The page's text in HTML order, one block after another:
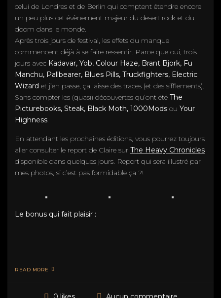
celui de Londres et de Berlin qui comptent étendre encore
un peu plus cet évènement majeur du desert rock et du
doom dans le monde.
Après trois jours de festival, les effets du manque
commencent déjà à se faire ressentir. Parce que oui, trois
jours avec Kadavar, Yob, Colour Haze, Brant Bjork, Fu
Manchu, Pallbearer, Blues Pills, Truckfighters, Electric
Wizard et j’en passe, ça laisse des traces (et des sifflements).
Sans compter les (quasi) découvertes qu’ont été The
Picturebooks, Steak, Black Moth, 1000Mods ou Your
Highness.
En attendant les prochaines éditions, vous pourrez toujours
aller consulter le report de Claire sur The Heavy Chronicles
disponible dans quelques jours. Report qui sera illustré par
mes photos, si c’est pas formidable ça ?!
Le bonus qui fait plaisir :
READ MORE